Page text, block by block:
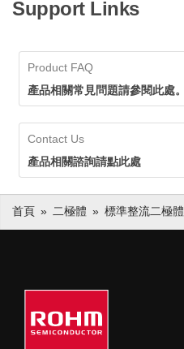
Support Links
Product FAQ
產品相關常見問題請參閱此處。
Contact Us
產品相關諮詢請點此處
首頁 二極體 標準整流二極體